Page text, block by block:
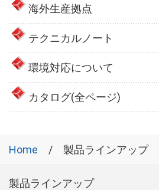
海外生産拠点
テクニカルノート
環境対応について
カタログ(全ページ)
Home 製品ラインアップ
製品ラインアップ